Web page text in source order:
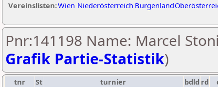
Vereinslisten:Wien Niederösterreich Burgenland
Pnr:141198 Name: Marcel
Grafik Partie-Statistik)
tnr St turnier bdld rd